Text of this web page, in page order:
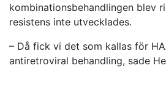
kombinationsbehandlingen blev
resistens inte utvecklades.
– Då fick vi det som kallas för
antiretroviral behandling, sade